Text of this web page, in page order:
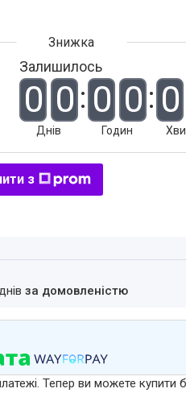
Залишилось
0 0
Днів
0 0
Годин
0
з
за домовленістю
Тепер ви можете купити